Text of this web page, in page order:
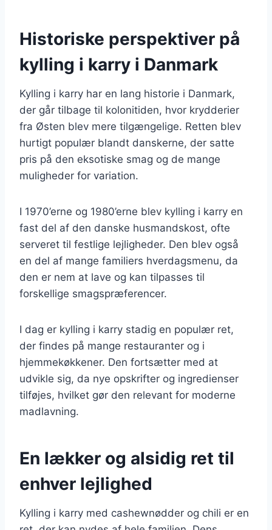
Historiske perspektiver på
kylling i karry i Danmark
Kylling i karry har en lang historie i Danmark,
der går tilbage til kolonitiden, hvor krydderier
fra Østen blev mere tilgængelige. Retten blev
hurtigt populær blandt danskerne, der satte
pris på den eksotiske smag og de mange
muligheder for variation.
I 1970’erne og 1980’erne blev kylling i karry en
fast del af den danske husmandskost, ofte
serveret til festlige lejligheder. Den blev også
en del af mange familiers hverdagsmenu, da
den er nem at lave og kan tilpasses til
forskellige smagspræferencer.
I dag er kylling i karry stadig en populær ret,
der findes på mange restauranter og i
hjemmekøkkener. Den fortsætter med at
udvikle sig, da nye opskrifter og ingredienser
tilføjes, hvilket gør den relevant for moderne
madlavning.
En lækker og alsidig ret til
enhver lejlighed
Kylling i karry med cashewnødder og chili er en